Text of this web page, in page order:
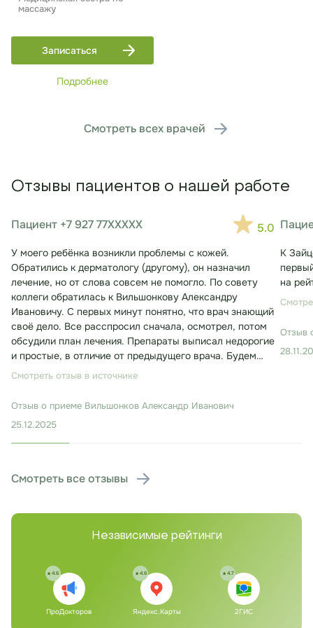
массажу
Записаться
Подробнее
Смотреть всех врачей
Отзывы пациентов о нашей работе
Пациент +7 927 77XXXXX 5.0
У моего ребёнка возникли проблемы с кожей.
Обратились к дерматологу (другому), он назначил
лечение, но от слова совсем не помогло. По совету
коллеги обратилась к Вильшонкову Александру
Ивановичу. С первых минут понятно, что врач знающий
своё дело. Все расспросил сначала, осмотрел, потом
обсудили план лечения. Препараты выписал недорогие
и простые, в отличие от предыдущего врача. Будем
лечиться. Консультация заняла около 30 минут.
Смотреть отзыв в источнике
Отзыв о приеме Вильшонков Александр Иванович
25.12.2025
К
на
Отзыв
Смотреть все отзывы
Независимые рейтинги
4.6
ПроДокторов
4.6
Яндекс.Карты
4.7
2ГИС